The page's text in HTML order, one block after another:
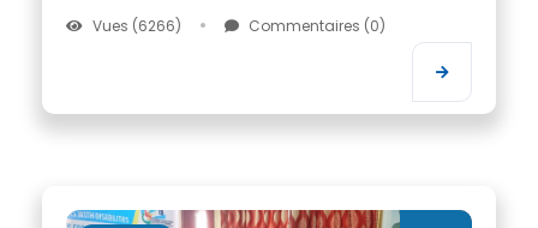
Vues (6266) Commentaires (0)